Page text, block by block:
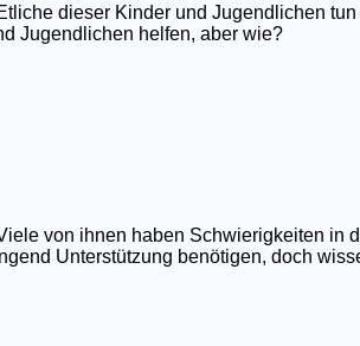
dieser Kinder und Jugendlichen
Jugendlichen helfen, aber wie?
von ihnen haben Schwierigkeiten
Unterstützung benötigen, doch